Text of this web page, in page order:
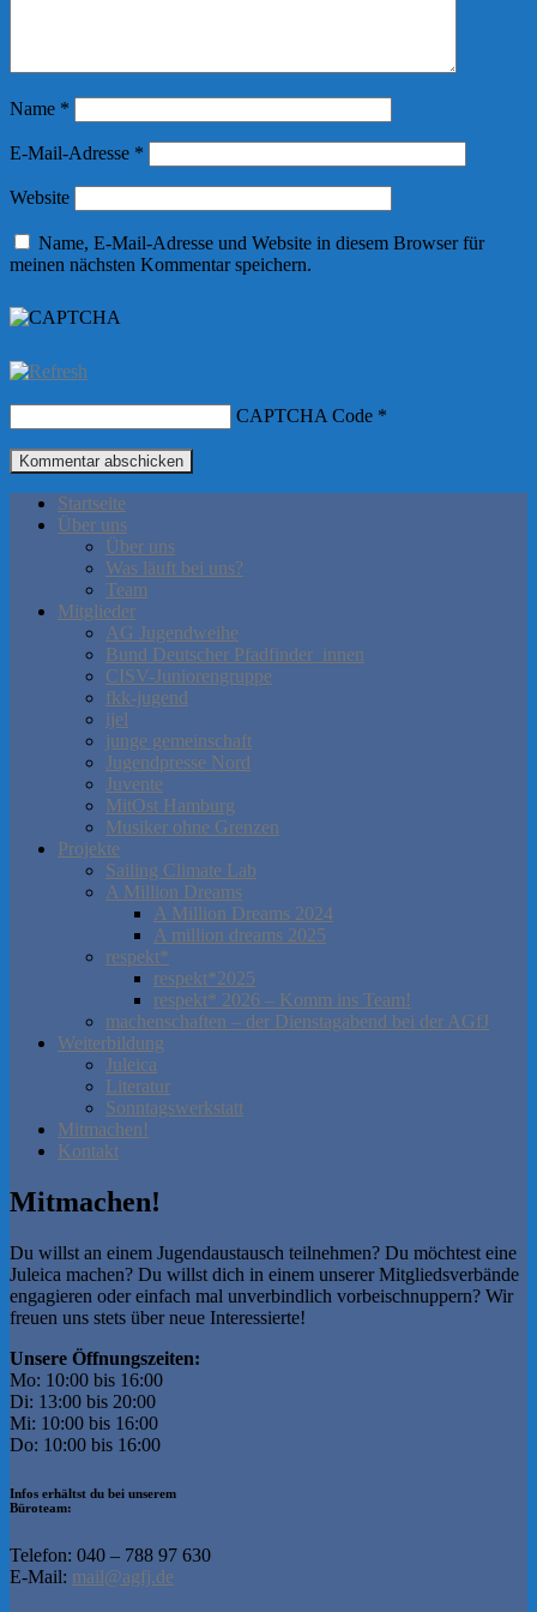
Name *
E-Mail-Adresse *
Website
Name, E-Mail-Adresse und Website in diesem Browser für
meinen nächsten Kommentar speichern.
CAPTCHA Code *
Startseite
Über uns
Über uns
Was läuft bei uns?
Team
Mitglieder
AG Jugendweihe
Bund Deutscher Pfadfinder_innen
CISV-Juniorengruppe
fkk-jugend
ijel
junge gemeinschaft
Jugendpresse Nord
Juvente
MitOst Hamburg
Musiker ohne Grenzen
Projekte
Sailing Climate Lab
A Million Dreams
A Million Dreams 2024
A million dreams 2025
respekt*
respekt*2025
respekt* 2026 – Komm ins Team!
machenschaften – der Dienstagabend bei der AGfJ
Weiterbildung
Juleica
Literatur
Sonntagswerkstatt
Mitmachen!
Kontakt
Mitmachen!
Du willst an einem Jugendaustausch teilnehmen? Du möchtest eine
Juleica machen? Du willst dich in einem unserer Mitgliedsverbände
engagieren oder einfach mal unverbindlich vorbeischnuppern? Wir
freuen uns stets über neue Interessierte!
Unsere Öffnungszeiten:
Mo: 10:00 bis 16:00
Di: 13:00 bis 20:00
Mi: 10:00 bis 16:00
Do: 10:00 bis 16:00
Infos erhältst du bei unserem
Büroteam:
Telefon: 040 – 788 97 630
E-Mail: mail@agfj.de